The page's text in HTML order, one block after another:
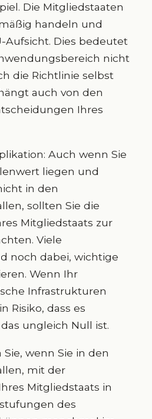
Die Mitgliedstaaten
handeln und
Aufsicht. Dies bedeutet
nicht
die Richtlinie selbst
auch von den
Ihres
Auch wenn Sie
liegen und
in den
sollten Sie die
Mitgliedstaats zur
Viele
noch dabei, wichtige
Wenn Ihr
Infrastrukturen
Risiko, dass es
ungleich Null ist.
wenn Sie in den
mit der
Mitgliedstaats in
des